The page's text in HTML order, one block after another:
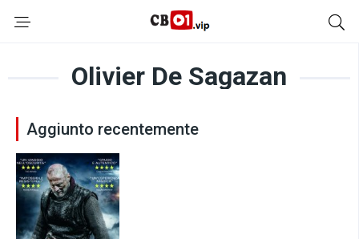
Olivier De Sagazan
Aggiunto recentemente